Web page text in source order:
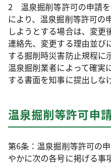
2 温泉掘削等許可の申請
により、温泉掘削等許可の
しようとする場合は、変
連絡先、変更する理由並び
する掘削時災害防止規程に
温泉掘削業者によって確実
する書面を知事に提出しな
温泉掘削等許可申
第6条：温泉掘削等許可の
やかに次の各号に掲げる事